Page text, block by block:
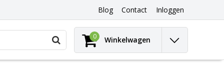
Blog Contact Inloggen
Gebruik
pijltjes
op
0 Winkelwagen